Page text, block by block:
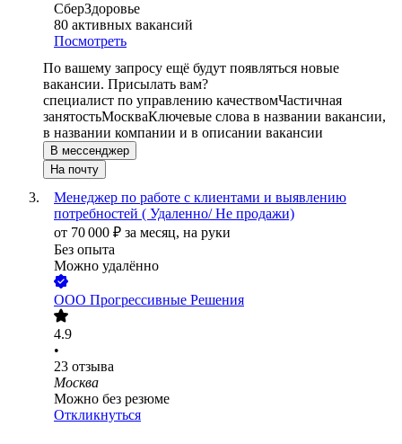
СберЗдоровье
80 активных вакансий
Посмотреть
По вашему запросу ещё будут появляться новые
вакансии. Присылать вам?
специалист по управлению качествомЧастичная
занятостьМоскваКлючевые слова в названии вакансии,
в названии компании и в описании вакансии
В мессенджер
На почту
Менеджер по работе с клиентами и выявлению
потребностей ( Удаленно/ Не продажи)
от 70 000 ₽ за месяц, на руки
Без опыта
Можно удалённо
ООО Прогрессивные Решения
4.9
•
23 отзыва
Москва
Можно без резюме
Откликнуться